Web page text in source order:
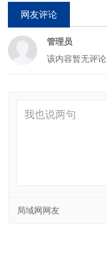
网友评论
管理员
该内容暂无评论
局域网网友